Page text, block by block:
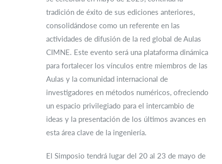
tradición de éxito de sus ediciones anteriores,
consolidándose como un referente en las
actividades de difusión de la red global de Aulas
CIMNE. Este evento será una plataforma dinámica
para fortalecer los vínculos entre miembros de las
Aulas y la comunidad internacional de
investigadores en métodos numéricos, ofreciendo
un espacio privilegiado para el intercambio de
ideas y la presentación de los últimos avances en
esta área clave de la ingeniería.
El Simposio tendrá lugar del 20 al 23 de mayo de